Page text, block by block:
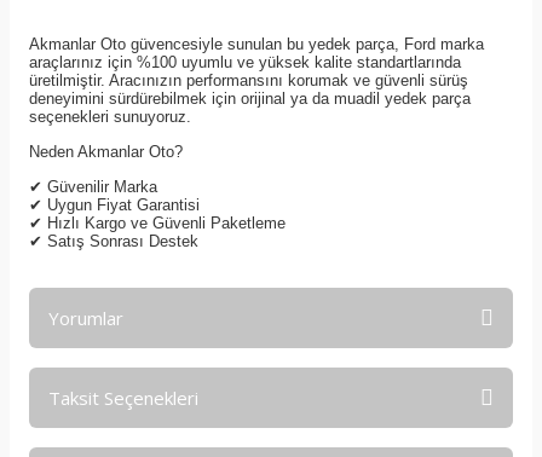
Akmanlar Oto güvencesiyle sunulan bu yedek parça, Ford marka
araçlarınız için %100 uyumlu ve yüksek kalite standartlarında
üretilmiştir. Aracınızın performansını korumak ve güvenli sürüş
deneyimini sürdürebilmek için orijinal ya da muadil yedek parça
seçenekleri sunuyoruz.
Neden Akmanlar Oto?
✔ Güvenilir Marka
✔ Uygun Fiyat Garantisi
✔ Hızlı Kargo ve Güvenli Paketleme
✔ Satış Sonrası Destek
Yorumlar
Taksit Seçenekleri